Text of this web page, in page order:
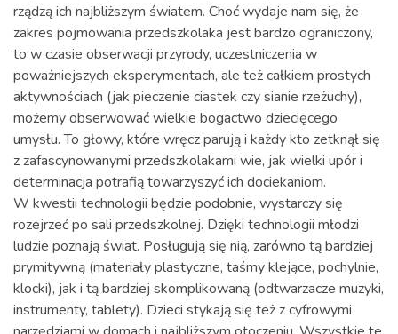
rządzą ich najbliższym światem. Choć wydaje nam się, że
zakres pojmowania przedszkolaka jest bardzo ograniczony,
to w czasie obserwacji przyrody, uczestniczenia w
poważniejszych eksperymentach, ale też całkiem prostych
aktywnościach (jak pieczenie ciastek czy sianie rzeżuchy),
możemy obserwować wielkie bogactwo dziecięcego
umysłu. To głowy, które wręcz parują i każdy kto zetknął się
z zafascynowanymi przedszkolakami wie, jak wielki upór i
determinacja potrafią towarzyszyć ich dociekaniom.
W kwestii technologii będzie podobnie, wystarczy się
rozejrzeć po sali przedszkolnej. Dzięki technologii młodzi
ludzie poznają świat. Posługują się nią, zarówno tą bardziej
prymitywną (materiały plastyczne, taśmy klejące, pochylnie,
klocki), jak i tą bardziej skomplikowaną (odtwarzacze muzyki,
instrumenty, tablety). Dzieci stykają się też z cyfrowymi